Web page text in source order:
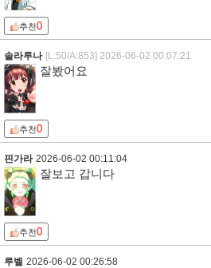
추천0
솔라루나 [L:50/A:853] 2026-06-02 00:07:21
잘봤어요
추천0
핀가라 2026-06-02 00:11:04
잘보고 갑니다
추천0
루벨 2026-06-02 00:26:58